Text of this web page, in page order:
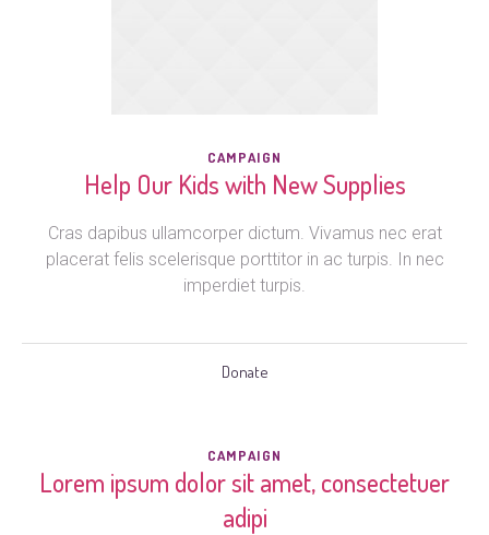
CAMPAIGN
Help Our Kids with New Supplies
Cras dapibus ullamcorper dictum. Vivamus nec erat
placerat felis scelerisque porttitor in ac turpis. In nec
imperdiet turpis.
Donate
CAMPAIGN
Lorem ipsum dolor sit amet, consectetuer
adipi